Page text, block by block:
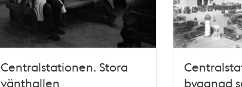
Centralstationen. Stora
vänthallen
byggnad